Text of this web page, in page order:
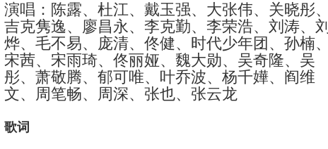
演唱：陈露、杜江、戴玉强、大张伟、关晓彤、
吉克隽逸、廖昌永、李克勤、李荣浩、刘涛、刘
烨、毛不易、庞清、佟健、时代少年团、孙楠、
宋茜、宋雨琦、佟丽娅、魏大勋、吴奇隆、吴
彤、萧敬腾、郁可唯、叶乔波、杨千嬅、阎维
文、周笔畅、周深、张也、张云龙
歌词